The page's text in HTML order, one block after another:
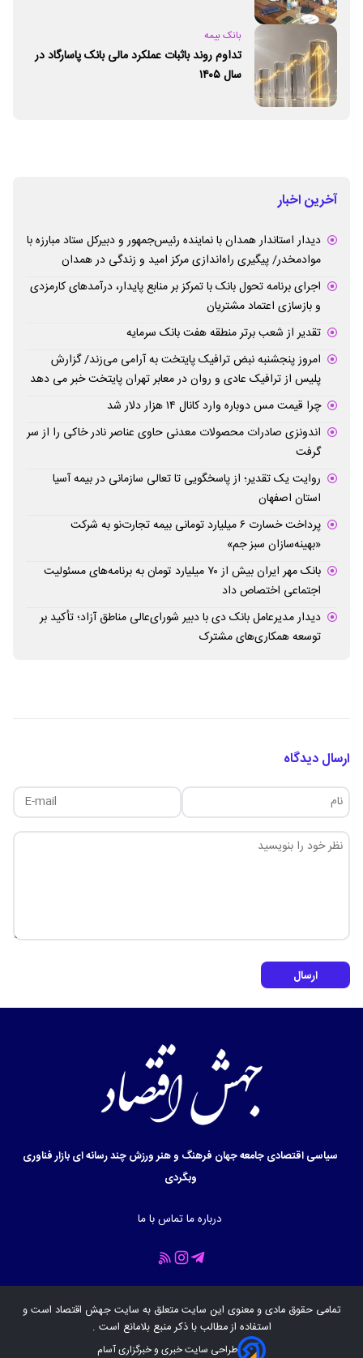
بانک بیمه
تداوم روند باثبات عملکرد مالی بانک پاسارگاد در
سال ۱۴۰۵
آخرین اخبار
دیدار استاندار همدان با نماینده رئیس‌جمهور و دبیرکل ستاد مبارزه با
موادمخدر/ پیگیری راه‌اندازی مرکز امید و زندگی در همدان
اجرای برنامه تحول بانک با تمرکز بر منابع پایدار، درآمدهای کارمزدی
و بازسازی اعتماد مشتریان
تقدیر از شعب برتر منطقه هفت بانک سرمایه
امروز پنجشنبه نبض ترافیک پایتخت به آرامی می‌زند/ گزارش
پلیس از ترافیک عادی و روان در معابر تهران پایتخت خبر می دهد
چرا قیمت مس دوباره وارد کانال ۱۴ هزار دلار شد
اندونزی صادرات محصولات معدنی حاوی عناصر نادر خاکی را از سر
گرفت
روایت یک تقدیر؛ از پاسخگویی تا تعالی سازمانی در بیمه آسیا
استان اصفهان
پرداخت خسارت ۶ میلیارد تومانی بیمه تجارت‌نو به شرکت
«بهینه‌سازان سبز جم»
بانک مهر ایران بیش از ۷۰ میلیارد تومان به برنامه‌های مسئولیت
اجتماعی اختصاص داد
دیدار مدیرعامل بانک دی با دبیر شورای‌عالی مناطق آزاد؛ تأکید بر
توسعه همکاری‌های مشترک
ارسال دیدگاه
ارسال
سیاسیاقتصادیجامعهجهان فرهنگ و هنرورزشچند رسانه ایبازارفناوری
وبگردی
درباره ماتماس با ما
تمامی حقوق مادی و معنوی این سایت متعلق به سایتجهش اقتصاد است و
استفاده از مطالب با ذکر منبع بلامانع است .
طراحی سایت خبری و خبرگزاری آسام